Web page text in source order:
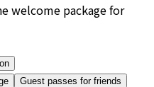
welcome package for
Guest passes for friends